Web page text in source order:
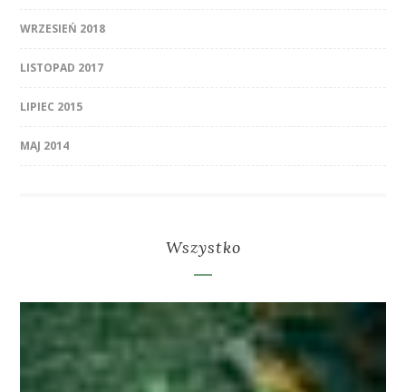
WRZESIEŃ 2018
LISTOPAD 2017
LIPIEC 2015
MAJ 2014
Wszystko